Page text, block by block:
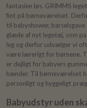
fantasien løs. GRIMMS
fint på børneværelset.
til babyshower,
glæde af nyt legetøj, som
leg og derfor udvælger vi
være lærerigt for børnene.
er dejligt for babyers
hænder. Til børneværelset
personligt og hyggeligt
Babyudstyr uden